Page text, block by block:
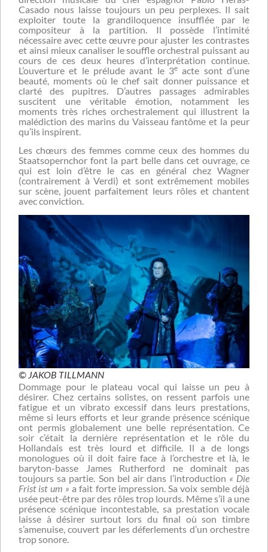
Casado nous laisse toujours un peu perplexes. Il sait
exploiter toute la grandiloquence insufflée par le
compositeur à la partition. Il possède l’intimité
nécessaire avec cette œuvre pour ajuster les contrastes
et ainsi mieux canaliser le souffle orchestral puissant au
cours de ces deux heures d’interprétation continue.
L’ouverture et le prélude avant le 3e acte sont d’une
beauté, moments où le chef sait donner puissance et
clarté des pupitres. D’autres passages admirables
suscitent une véritable émotion, notamment les
moments très riches orchestralement qui illustrent la
malédiction des marins du Vaisseau fantôme et la peur
qu’ils inspirent.
Les chœurs des femmes comme ceux des hommes du
Staatsopernchor font la part belle dans cet ouvrage, ce
qui est loin d’être le cas en général chez Wagner
(contrairement à Verdi) et sont extrêmement mobiles
sur scène, jouent parfaitement leurs rôles et chantent
avec conviction.
© JAKOB TILLMANN
Dommage pour le plateau vocal qui laisse un peu à
désirer. Chez certains solistes, on ressent parfois une
fatigue et un vibrato excessif dans leurs prestations,
même si leurs efforts et leur grande présence scénique
ont permis globalement une belle représentation. Ce
soir c’était la dernière représentation et le rôle du
Hollandais est très lourd et difficile. Il a de longs
monologues où il doit faire face à l’orchestre et là, le
baryton-basse James Rutherford ne dominait pas
toujours sa partie. Son bel air dans l’introduction « Die
Frist ist um » a fait forte impression. Sa voix semble déjà
usée peut-être par des rôles trop lourds. Même s’il a une
présence scénique incontestable, sa prestation vocale
laisse à désirer surtout lors du final où son timbre
s’amenuise, couvert par les déferlements d’un orchestre
trop sonore.